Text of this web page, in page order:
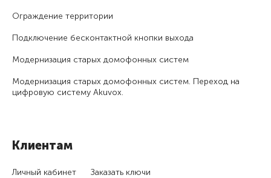
Ограждение территории
Подключение бесконтактной кнопки выхода
Модернизация старых домофонных систем
Модернизация старых домофонных систем. Переход на
цифровую систему Akuvox.
Клиентам
Личный кабинет Заказать ключи